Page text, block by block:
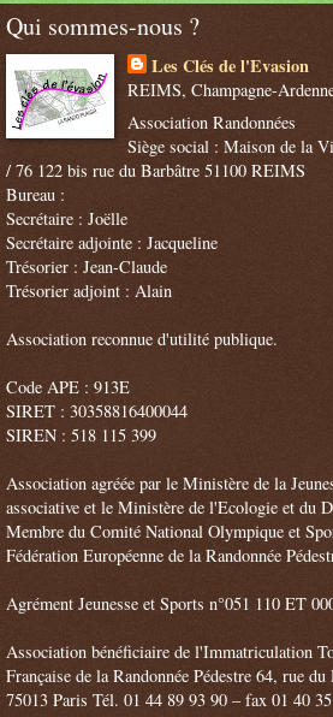
Qui sommes-nous ?
Les Clés de l'Evasion
REIMS, Champagne-
Association Randonnées
Siège social : Maison de la
/ 76 122 bis rue du Barbâtre 51100 REIMS
Bureau :
Secrétaire : Joëlle
Secrétaire adjointe : Jacqueline
Trésorier : Jean-Claude
Trésorier adjoint : Alain
Association reconnue d'utilité publique.
Code APE : 913E
SIRET : 30358816400044
SIREN : 518 115 399
Association agréée par le Ministère de la
associative et le Ministère de l'Ecologie et du
Membre du Comité National Olympique et
Fédération Européenne de la Randonnée
Agrément Jeunesse et Sports n°051 110 ET
Association bénéficiaire de l'Immatriculation
Française de la Randonnée Pédestre 64, rue du
75013 Paris Tél. 01 44 89 93 90 – fax 01 40